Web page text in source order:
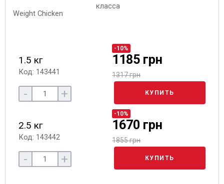
класса
1.5 кг
Код: 143441
-10%
1185 грн
1317 грн
- + КУПИТЬ
2.5 кг
Код: 143442
-10%
1670 грн
1855 грн
- + КУПИТЬ